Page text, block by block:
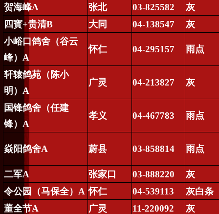
贺海峰A 张北 03-825582
灰
四寳+贵清B 大同 04-138547
灰
小峪口鸽舍（谷云
峰） A
怀仁 04-295157 雨点
轩辕鸽苑（陈小
明） A
广灵 04-213827 灰
国锋鸽舍（任建
锋） A
孝义 04-467783 雨点
焱阳鸽舍A 蔚县 03-858814 雨点
二军A 张家口 03-888220
灰
令公园（马保全） A 怀仁 04-539113
灰白条
董全节A 广灵 11-220092
灰